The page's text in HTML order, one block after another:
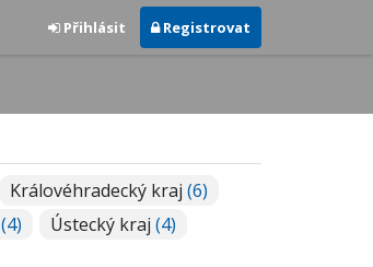
Přihlásit Registrovat
Královéhradecký kraj (6)
(4) Ústecký kraj (4)